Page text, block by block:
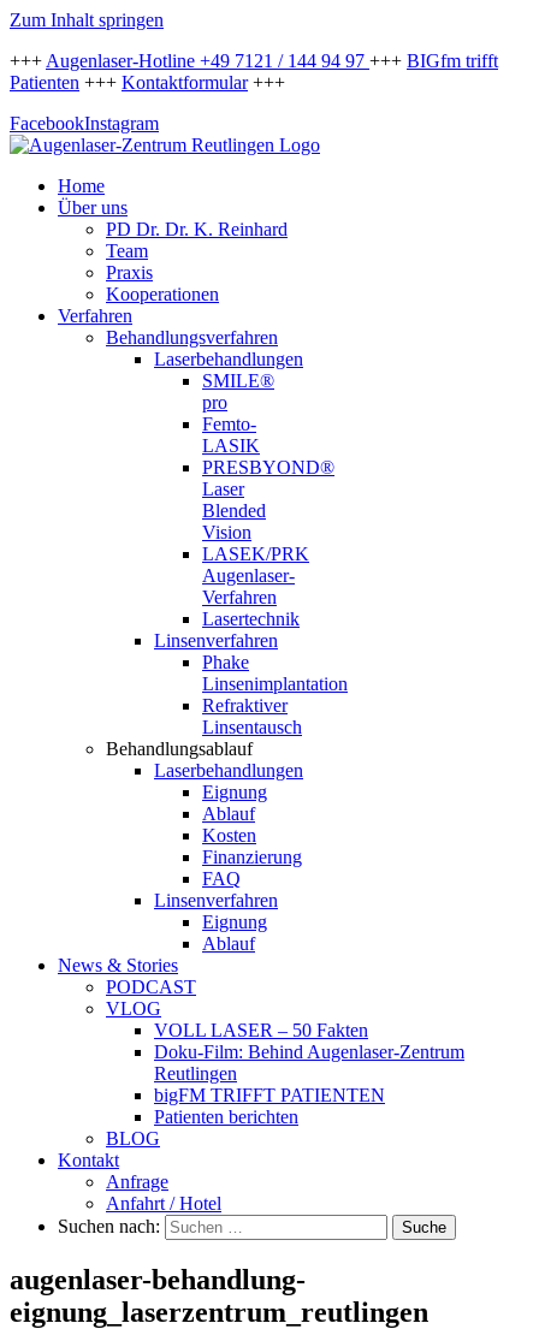
Zum Inhalt springen
+++ Augenlaser-Hotline +49 7121 / 144 94 97 +++ BIGfm trifft
Patienten +++ Kontaktformular+++
FacebookInstagram
Home
Über uns
PD Dr. Dr. K. Reinhard
Team
Praxis
Kooperationen
Verfahren
Behandlungsverfahren
Laserbehandlungen
SMILE®
pro
Femto-
LASIK
PRESBYOND®
Laser
Blended
Vision
LASEK/PRK
Augenlaser-
Verfahren
Lasertechnik
Linsenverfahren
Phake
Linsenimplantation
Refraktiver
Linsentausch
Behandlungsablauf
Laserbehandlungen
Eignung
Ablauf
Kosten
Finanzierung
FAQ
Linsenverfahren
Eignung
Ablauf
News & Stories
PODCAST
VLOG
VOLL LASER – 50 Fakten
Doku-Film: Behind Augenlaser-Zentrum
Reutlingen
bigFM TRIFFT PATIENTEN
Patienten berichten
BLOG
Kontakt
Anfrage
Anfahrt / Hotel
Suchen nach:
Suche
augenlaser-behandlung-
eignung_laserzentrum_reutlingen